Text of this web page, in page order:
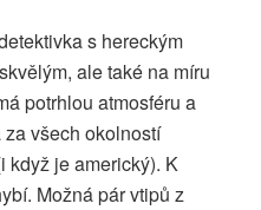
s hereckým
ale také na míru
potrhlou atmosféru a
všech okolností
když je americký). K
Možná pár vtipů z